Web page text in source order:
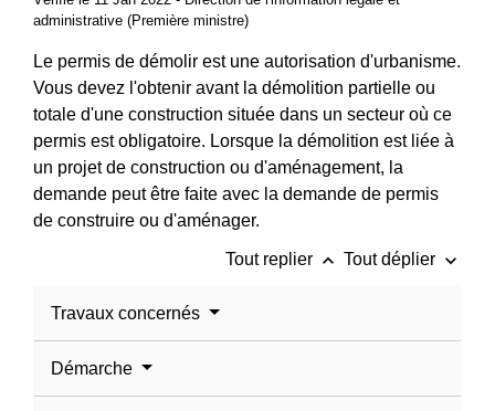
administrative (Première ministre)
Le permis de démolir est une autorisation d'urbanisme.
Vous devez l'obtenir avant la démolition partielle ou
totale d'une construction située dans un secteur où ce
permis est obligatoire. Lorsque la démolition est liée à
un projet de construction ou d'aménagement, la
demande peut être faite avec la demande de permis
de construire ou d'aménager.
Tout replier keyboard_arrow_up Tout déplier keyboard_arrow_down
Travaux concernés
Démarche